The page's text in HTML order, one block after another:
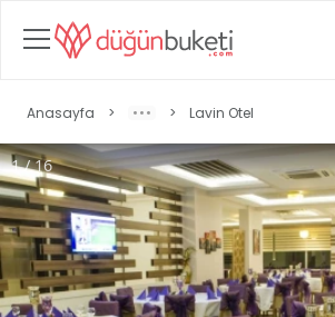
Anasayfa > > Lavin Otel
1 / 16